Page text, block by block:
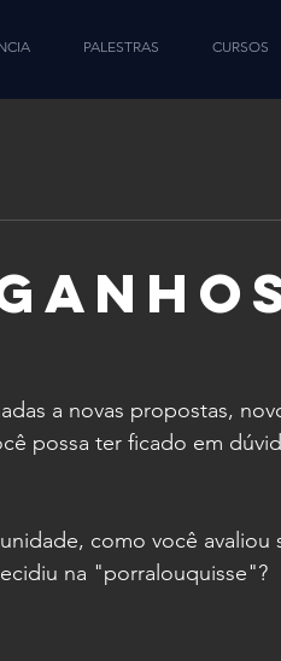
PALESTRAS CURSOS
a novas propostas,
possa ter ficado em
como você avaliou
na "porralouquisse"?